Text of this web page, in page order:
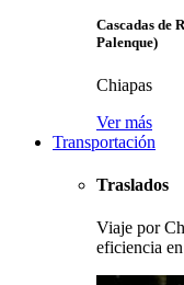
Cascadas de
Palenque)
Chiapas
Ver más
Transportación
Traslados
Viaje por
eficiencia